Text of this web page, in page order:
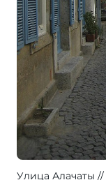
Улица Алачаты